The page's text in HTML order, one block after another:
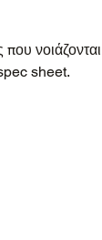
νοιάζονται
sheet.